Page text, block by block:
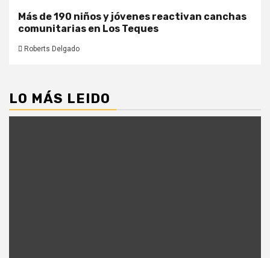
Más de 190 niños y jóvenes reactivan canchas
comunitarias en Los Teques
Roberts Delgado
LO MÁS LEIDO